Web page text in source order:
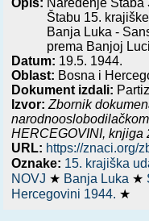
Štabu 15.
Banja Luka -
prema Banjoj Luci
Datum: 19.5. 1944.
Oblast: Bosna i
Dokument izdali:
Izvor: Zbornik
HERCEGOVINI, knjiga
URL: https://znaci.org/
Oznake: 15. krajiška
NOVJ ★ Banja Luka ★
Hercegovini 1944. ★